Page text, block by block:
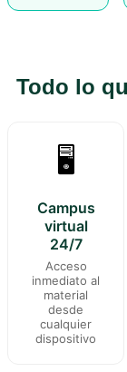
Todo lo
🖥️
Campus
virtual
24/7
Acceso
inmediato al
material
desde
cualquier
dispositivo